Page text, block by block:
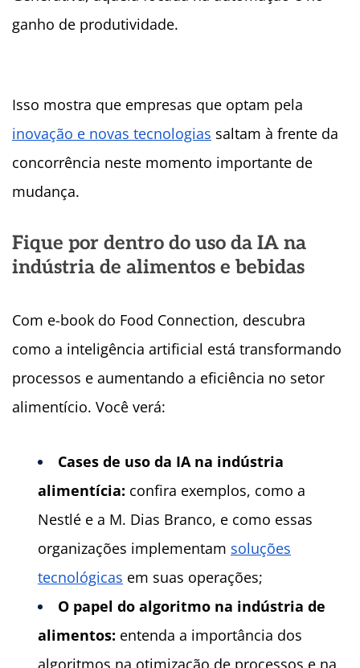
ganho de produtividade.
Isso mostra que empresas que optam pela
inovação e novas tecnologias saltam à frente da
concorrência neste momento importante de
mudança.
Fique por dentro do uso da IA na
indústria de alimentos e bebidas
Com e-book do Food Connection, descubra
como a inteligência artificial está transformando
processos e aumentando a eficiência no setor
alimentício. Você verá:
Cases de uso da IA na indústria
alimentícia: confira exemplos, como a
Nestlé e a M. Dias Branco, e como essas
organizações implementam soluções
tecnológicas em suas operações;
O papel do algoritmo na indústria de
alimentos: entenda a importância dos
algoritmos na otimização de processos e na